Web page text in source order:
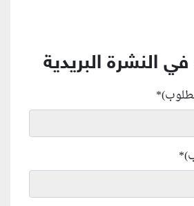
النشرة البريدية
*
*